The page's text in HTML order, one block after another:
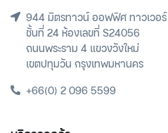
944 มิตรทาวน์ ออฟฟิศ ทาวเวอร์
ชั้นที่ 24 ห้องเลขที่ S24056
ถนนพระราม 4 แขวงวังใหม่
เขตปทุมวัน กรุงเทพมหานคร
+66(0) 2 096 5599